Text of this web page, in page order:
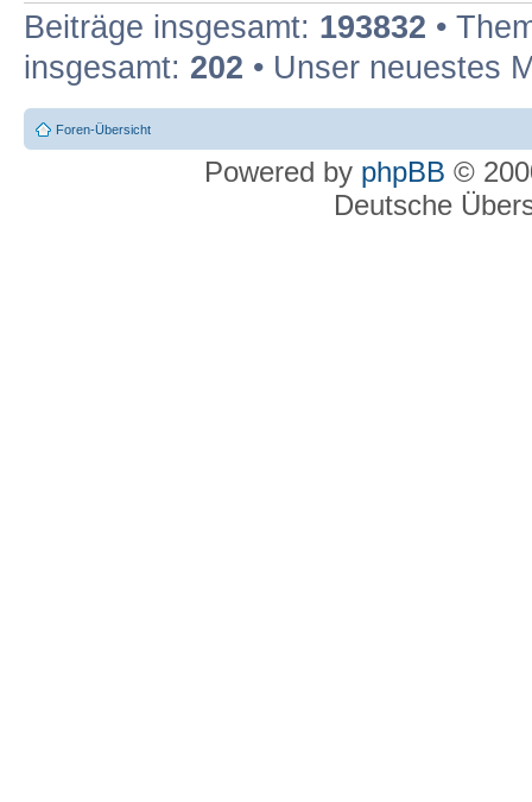
Beiträge insgesamt: 193832 •
insgesamt: 202 • Unser neuestes
Foren-Übersicht
Powered by phpBB ©
Deutsche